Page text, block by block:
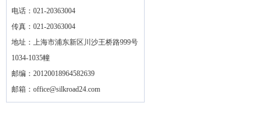
电话：021-20363004
传真：021-20363004
地址：上海市浦东新区川沙王桥路999号
1034-1035幢
邮编：20120018964582639
邮箱： office@silkroad24.com